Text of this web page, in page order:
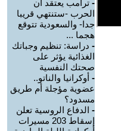
- ترامب يعتقد أن
الحرب -ستنتهي قريبا
جدا- والسعودية تتوقع
هجما ...
- دراسة: تنظيم وجباتك
الغذائية يؤثر على
صحتك النفسية
- أوكرانيا والناتو..
عضوية مؤجلة أم طريق
مسدود؟
- الدفاع الروسية تعلن
إسقاط 203 مسيرات